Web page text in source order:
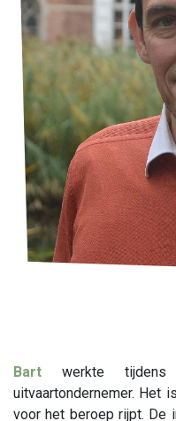
Bart
werkte
uitvaartondernemer. Het
voor het beroep rijpt. De